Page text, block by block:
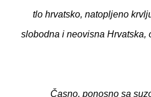
tlo hrvatsko, natopljeno
slobodna i neovisna Hrvatska,
Časno, ponosno sa